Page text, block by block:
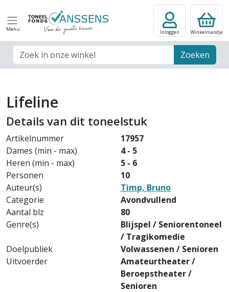
Menu
Zoek veld Zoeken
Inloggen Winkelmandje
Lifeline
Details van dit toneelstuk
Artikelnummer
17957
Dames (min - max)
4 - 5
Heren (min - max)
5 - 6
Personen
10
Auteur(s)
Timp, Bruno
Categorie
Avondvullend
Aantal blz
80
Genre(s)
Blijspel / Seniorentoneel
/ Tragikomedie
Doelpubliek
Volwassenen / Senioren
Uitvoerder
Amateurtheater /
Beroepstheater /
Senioren